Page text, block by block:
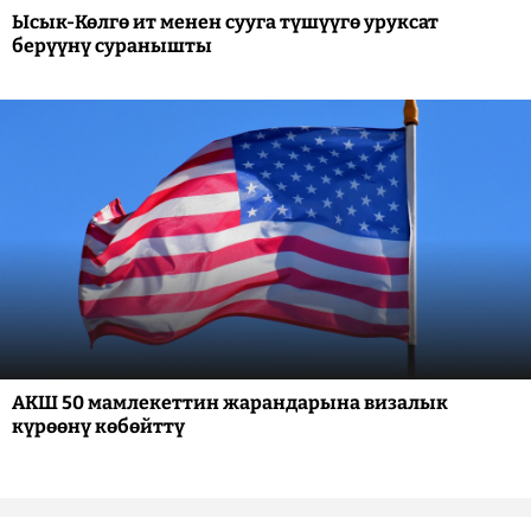
Ысык-Көлгө ит менен сууга түшүүгө уруксат
берүүнү суранышты
АКШ 50 мамлекеттин жарандарына визалык
күрөөнү көбөйттү